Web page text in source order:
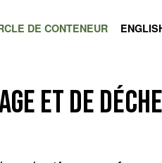
DE CONTENEUR
et de